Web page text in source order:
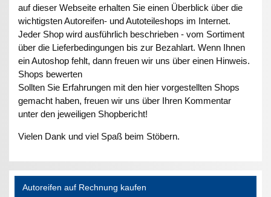
auf dieser Webseite erhalten Sie einen Überblick über die
wichtigsten Autoreifen- und Autoteileshops im Internet.
Jeder Shop wird ausführlich beschrieben - vom Sortiment
über die Lieferbedingungen bis zur Bezahlart. Wenn Ihnen
ein Autoshop fehlt, dann freuen wir uns über einen Hinweis.
Shops bewerten
Sollten Sie Erfahrungen mit den hier vorgestellten Shops
gemacht haben, freuen wir uns über Ihren Kommentar
unter den jeweiligen Shopbericht!
Vielen Dank und viel Spaß beim Stöbern.
Autoreifen auf Rechnung kaufen